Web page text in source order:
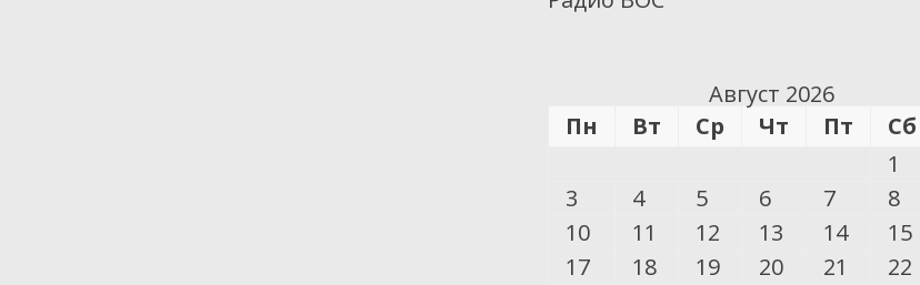
Август 2026
Пн
Вт Ср Чт Пт
Сб
1
3
4 5 6 7
8
10
11 12 13 14
15
17
18 19 20 21
22